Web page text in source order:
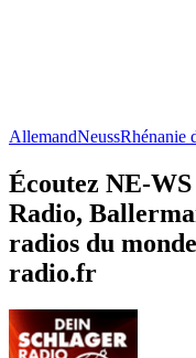
AllemandNeussRhénanie
Écoutez NE-
Radio,
radios du
radio.fr